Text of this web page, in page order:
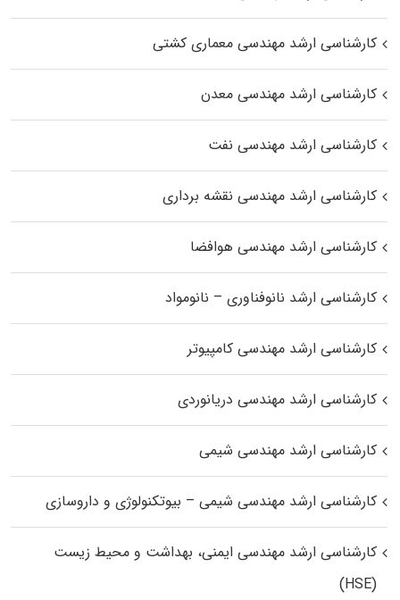
کارشناسی ارشد مهندسی معماری کشتی
کارشناسی ارشد مهندسی معدن
کارشناسی ارشد مهندسی نفت
کارشناسی ارشد مهندسی نقشه برداری
کارشناسی ارشد مهندسی هوافضا
کارشناسی ارشد نانوفناوری – نانومواد
کارشناسی ارشد مهندسی کامپیوتر
کارشناسی ارشد مهندسی دریانوردی
کارشناسی ارشد مهندسی شیمی
کارشناسی ارشد مهندسی شیمی – بیوتکنولوژی و داروسازی
کارشناسی ارشد مهندسی ایمنی، بهداشت و محیط زیست
(HSE)